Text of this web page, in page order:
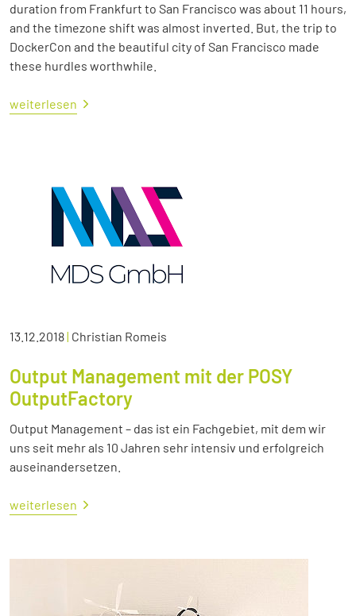
duration from Frankfurt to San Francisco was about 11 hours,
and the timezone shift was almost inverted. But, the trip to
DockerCon and the beautiful city of San Francisco made
these hurdles worthwhile.
weiterlesen
13.12.2018| Christian Romeis
Output Management mit der POSY
OutputFactory
Output Management – das ist ein Fachgebiet, mit dem wir
uns seit mehr als 10 Jahren sehr intensiv und erfolgreich
auseinandersetzen.
weiterlesen